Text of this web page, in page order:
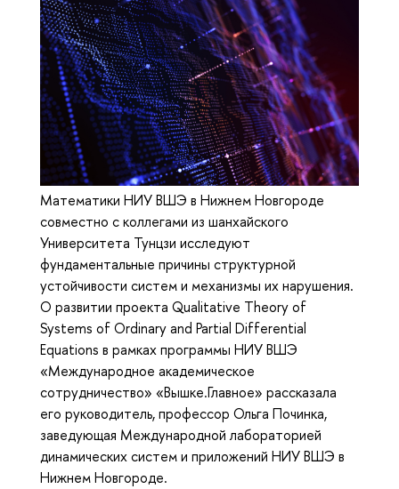
Математики НИУ ВШЭ в Нижнем Новгороде
совместно с коллегами из шанхайского
Университета Тунцзи исследуют
фундаментальные причины структурной
устойчивости систем и механизмы их нарушения.
О развитии проекта Qualitative Theory of
Systems of Ordinary and Partial Differential
Equations в рамках программы НИУ ВШЭ
«Международное академическое
сотрудничество» «Вышке.Главное» рассказала
его руководитель, профессор Ольга Починка,
заведующая Международной лабораторией
динамических систем и приложений НИУ ВШЭ в
Нижнем Новгороде.